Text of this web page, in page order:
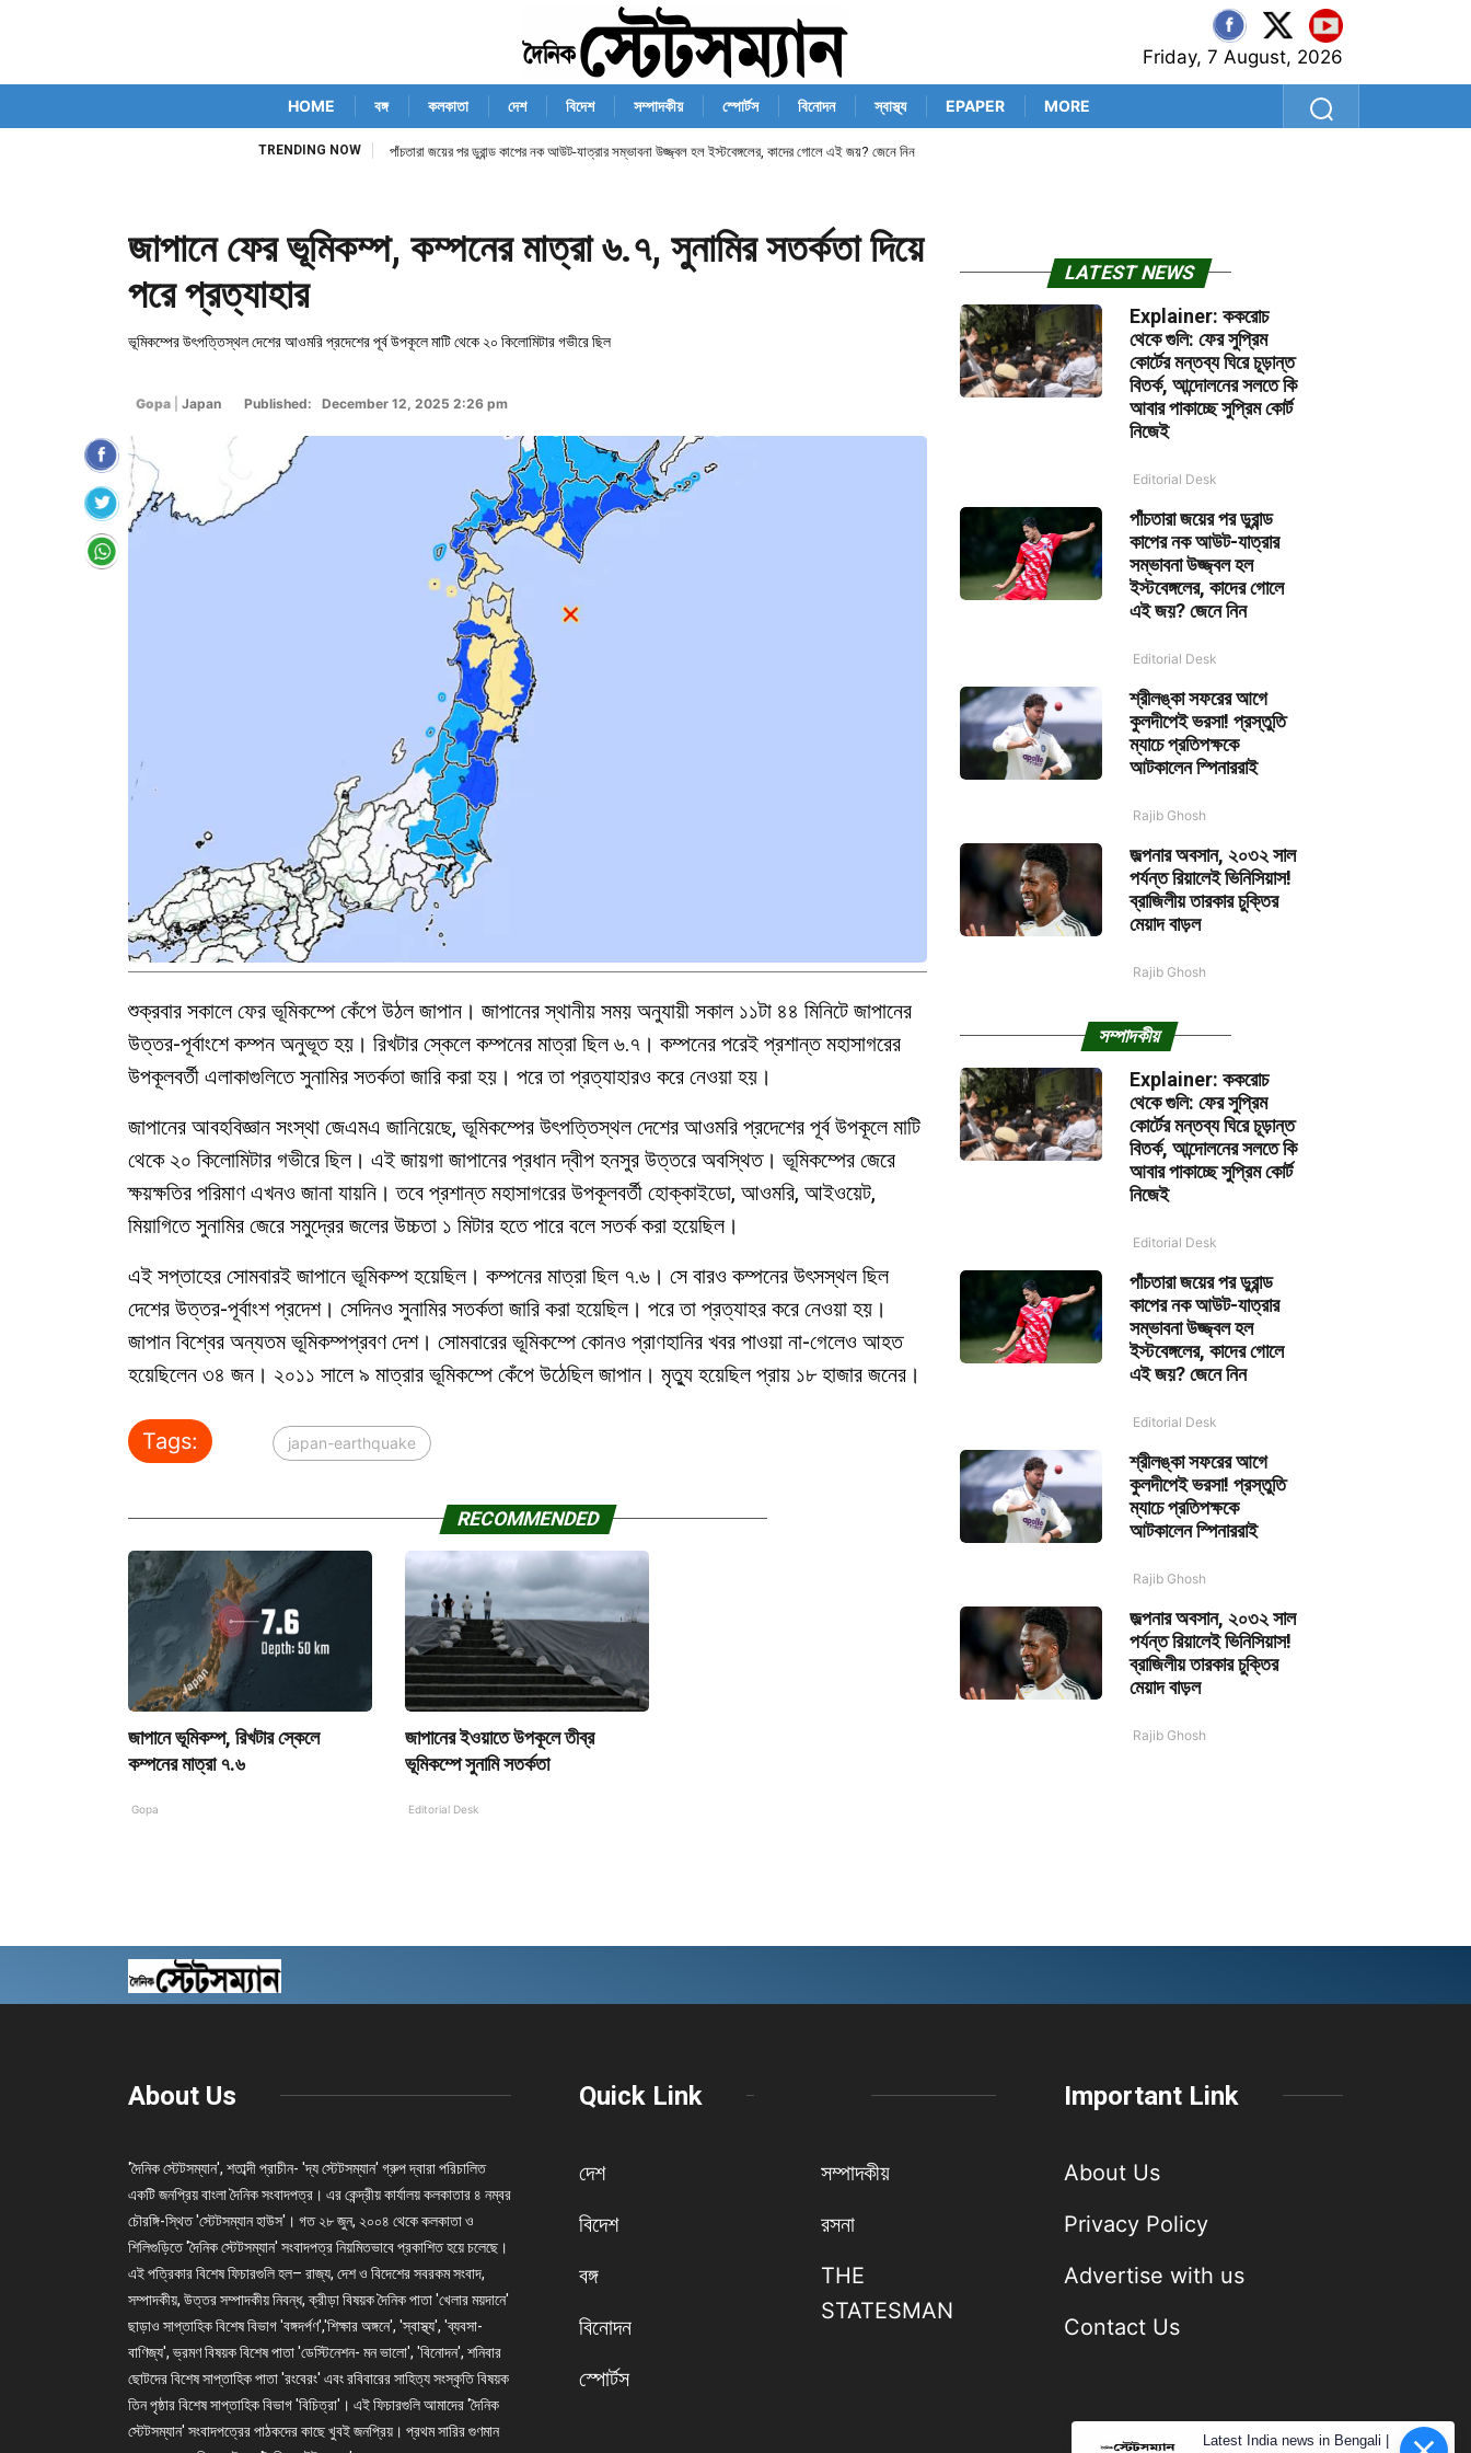
Friday, 7 August, 2026
HOME বঙ্গ কলকাতা দেশ বিদেশ সম্পাদকীয় স্পোর্টস বিনোদন স্বাস্থ্য EPAPER MORE
TRENDING NOW পাঁচতারা জয়ের পর ডুরান্ড কাপের নক আউট-যাত্রার সম্ভাবনা উজ্জ্বল হল ইস্টবেঙ্গলের, কাদের গোলে এই জয়? জেনে নিন
জাপানে ফের ভূমিকম্প, কম্পনের মাত্রা ৬.৭, সুনামির সতর্কতা দিয়ে
পরে প্রত্যাহার
ভূমিকম্পের উৎপত্তিস্থল দেশের আওমরি প্রদেশের পূর্ব উপকূলে মাটি থেকে ২০ কিলোমিটার গভীরে ছিল
Gopa Japan Published: December 12, 2025 2:26 pm
শুক্রবার সকালে ফের ভূমিকম্পে কেঁপে উঠল জাপান। জাপানের স্থানীয় সময় অনুযায়ী সকাল ১১টা ৪৪ মিনিটে জাপানের
উত্তর-পূর্বাংশে কম্পন অনুভূত হয়। রিখটার স্কেলে কম্পনের মাত্রা ছিল ৬.৭। কম্পনের পরেই প্রশান্ত মহাসাগরের
উপকূলবর্তী এলাকাগুলিতে সুনামির সতর্কতা জারি করা হয়। পরে তা প্রত্যাহারও করে নেওয়া হয়।
জাপানের আবহবিজ্ঞান সংস্থা জেএমএ জানিয়েছে, ভূমিকম্পের উৎপত্তিস্থল দেশের আওমরি প্রদেশের পূর্ব উপকূলে মাটি
থেকে ২০ কিলোমিটার গভীরে ছিল। এই জায়গা জাপানের প্রধান দ্বীপ হনসুর উত্তরে অবস্থিত। ভূমিকম্পের জেরে
ক্ষয়ক্ষতির পরিমাণ এখনও জানা যায়নি। তবে প্রশান্ত মহাসাগরের উপকূলবর্তী হোক্কাইডো, আওমরি, আইওয়েট,
মিয়াগিতে সুনামির জেরে সমুদ্রের জলের উচ্চতা ১ মিটার হতে পারে বলে সতর্ক করা হয়েছিল।
এই সপ্তাহের সোমবারই জাপানে ভূমিকম্প হয়েছিল। কম্পনের মাত্রা ছিল ৭.৬। সে বারও কম্পনের উৎসস্থল ছিল
দেশের উত্তর-পূর্বাংশ প্রদেশ। সেদিনও সুনামির সতর্কতা জারি করা হয়েছিল। পরে তা প্রত্যাহর করে নেওয়া হয়।
জাপান বিশ্বের অন্যতম ভূমিকম্পপ্রবণ দেশ। সোমবারের ভূমিকম্পে কোনও প্রাণহানির খবর পাওয়া না-গেলেও আহত
হয়েছিলেন ৩৪ জন। ২০১১ সালে ৯ মাত্রার ভূমিকম্পে কেঁপে উঠেছিল জাপান। মৃত্যু হয়েছিল প্রায় ১৮ হাজার জনের।
Tags: japan-earthquake
RECOMMENDED
জাপানে ভূমিকম্প, রিখটার স্কেলে
কম্পনের মাত্রা ৭.৬
Gopa
জাপানের ইওয়াতে উপকূলে তীব্র
ভূমিকম্পে সুনামি সতর্কতা
Editorial Desk
LATEST NEWS
Explainer: ককরোচ
থেকে গুলি: ফের সুপ্রিম
কোর্টের মন্তব্য ঘিরে চূড়ান্ত
বিতর্ক, আন্দোলনের সলতে কি
আবার পাকাচ্ছে সুপ্রিম কোর্ট
নিজেই
Editorial Desk
পাঁচতারা জয়ের পর ডুরান্ড
কাপের নক আউট-যাত্রার
সম্ভাবনা উজ্জ্বল হল
ইস্টবেঙ্গলের, কাদের গোলে
এই জয়? জেনে নিন
Editorial Desk
শ্রীলঙ্কা সফরের আগে
কুলদীপেই ভরসা! প্রস্তুতি
ম্যাচে প্রতিপক্ষকে
আটকালেন স্পিনাররাই
Rajib Ghosh
জল্পনার অবসান, ২০৩২ সাল
পর্যন্ত রিয়ালেই ভিনিসিয়াস!
ব্রাজিলীয় তারকার চুক্তির
মেয়াদ বাড়ল
Rajib Ghosh
সম্পাদকীয়
Explainer: ককরোচ
থেকে গুলি: ফের সুপ্রিম
কোর্টের মন্তব্য ঘিরে চূড়ান্ত
বিতর্ক, আন্দোলনের সলতে কি
আবার পাকাচ্ছে সুপ্রিম কোর্ট
নিজেই
Editorial Desk
পাঁচতারা জয়ের পর ডুরান্ড
কাপের নক আউট-যাত্রার
সম্ভাবনা উজ্জ্বল হল
ইস্টবেঙ্গলের, কাদের গোলে
এই জয়? জেনে নিন
Editorial Desk
শ্রীলঙ্কা সফরের আগে
কুলদীপেই ভরসা! প্রস্তুতি
ম্যাচে প্রতিপক্ষকে
আটকালেন স্পিনাররাই
Rajib Ghosh
জল্পনার অবসান, ২০৩২ সাল
পর্যন্ত রিয়ালেই ভিনিসিয়াস!
ব্রাজিলীয় তারকার চুক্তির
মেয়াদ বাড়ল
Rajib Ghosh
About Us
'দৈনিক স্টেটসম্যান', শতাব্দী প্রাচীন- 'দ্য স্টেটসম্যান' গ্রুপ দ্বারা পরিচালিত
একটি জনপ্রিয় বাংলা দৈনিক সংবাদপত্র। এর কেন্দ্রীয় কার্যালয় কলকাতার ৪ নম্বর
চৌরঙ্গি-স্থিত 'স্টেটসম্যান হাউস'। গত ২৮ জুন, ২০০৪ থেকে কলকাতা ও
শিলিগুড়িতে 'দৈনিক স্টেটসম্যান' সংবাদপত্র নিয়মিতভাবে প্রকাশিত হয়ে চলেছে।
এই পত্রিকার বিশেষ ফিচারগুলি হল– রাজ্য, দেশ ও বিদেশের সবরকম সংবাদ,
সম্পাদকীয়, উত্তর সম্পাদকীয় নিবন্ধ, ক্রীড়া বিষয়ক দৈনিক পাতা 'খেলার ময়দানে'
ছাড়াও সাপ্তাহিক বিশেষ বিভাগ 'বঙ্গদর্পণ','শিক্ষার অঙ্গনে', 'স্বাস্থ্য', 'ব্যবসা-
বাণিজ্য', ভ্রমণ বিষয়ক বিশেষ পাতা 'ডেস্টিনেশন- মন ভালো', 'বিনোদন', শনিবার
ছোটদের বিশেষ সাপ্তাহিক পাতা 'রংবেরং' এবং রবিবারের সাহিত্য সংস্কৃতি বিষয়ক
তিন পৃষ্ঠার বিশেষ সাপ্তাহিক বিভাগ 'বিচিত্রা'। এই ফিচারগুলি আমাদের 'দৈনিক
স্টেটসম্যান' সংবাদপত্রের পাঠকদের কাছে খুবই জনপ্রিয়। প্রথম সারির গুণমান
Quick Link
দেশ
বিদেশ
বঙ্গ
বিনোদন
স্পোর্টস
সম্পাদকীয়
রসনা
THE
STATESMAN
Important Link
About Us
Privacy Policy
Advertise with us
Contact Us
Latest India news in Bengali |